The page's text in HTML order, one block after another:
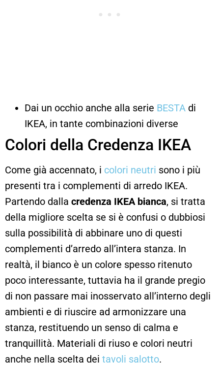
Dai un occhio anche alla serie BESTA di
IKEA, in tante combinazioni diverse
Colori della Credenza IKEA
Come già accennato, i colori neutri sono i più
presenti tra i complementi di arredo IKEA.
Partendo dalla credenza IKEA bianca, si tratta
della migliore scelta se si è confusi o dubbiosi
sulla possibilità di abbinare uno di questi
complementi d’arredo all’intera stanza. In
realtà, il bianco è un colore spesso ritenuto
poco interessante, tuttavia ha il grande pregio
di non passare mai inosservato all’interno degli
ambienti e di riuscire ad armonizzare una
stanza, restituendo un senso di calma e
tranquillità. Materiali di riuso e colori neutri
anche nella scelta dei tavoli salotto.